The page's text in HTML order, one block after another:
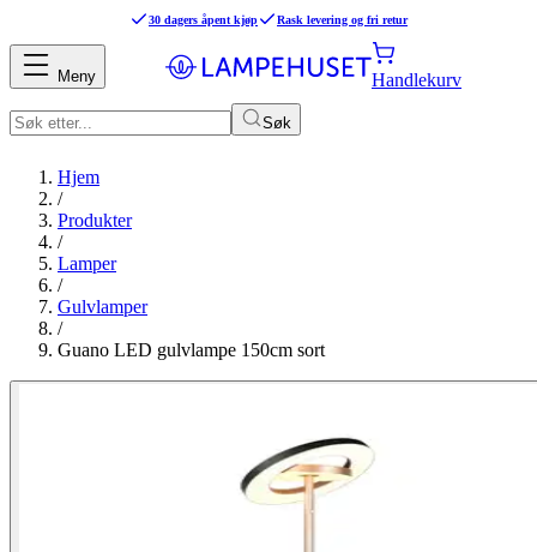
30 dagers åpent kjøp Rask levering og fri retur
Søk
Handlekurv
Meny
Hjem
/
Produkter
/
Lamper
/
Gulvlamper
/
Guano LED gulvlampe 150cm sort